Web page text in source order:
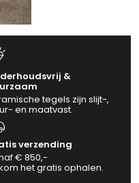
&
tegels zijn slijt-,
en maatvast.
verzending
€ 850,-
het gratis ophalen.